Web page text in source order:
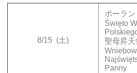
8/15 (土)
ポーラ
Święto
聖母昇
Panny